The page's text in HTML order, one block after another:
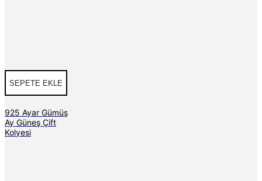
SEPETE EKLE
925 Ayar Gümüş
Ay Güneş Çift
Kolyesi